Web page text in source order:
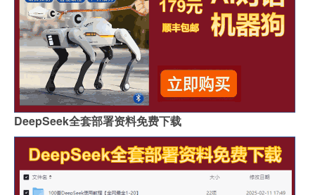
DeepSeek全套部署资料免费下载